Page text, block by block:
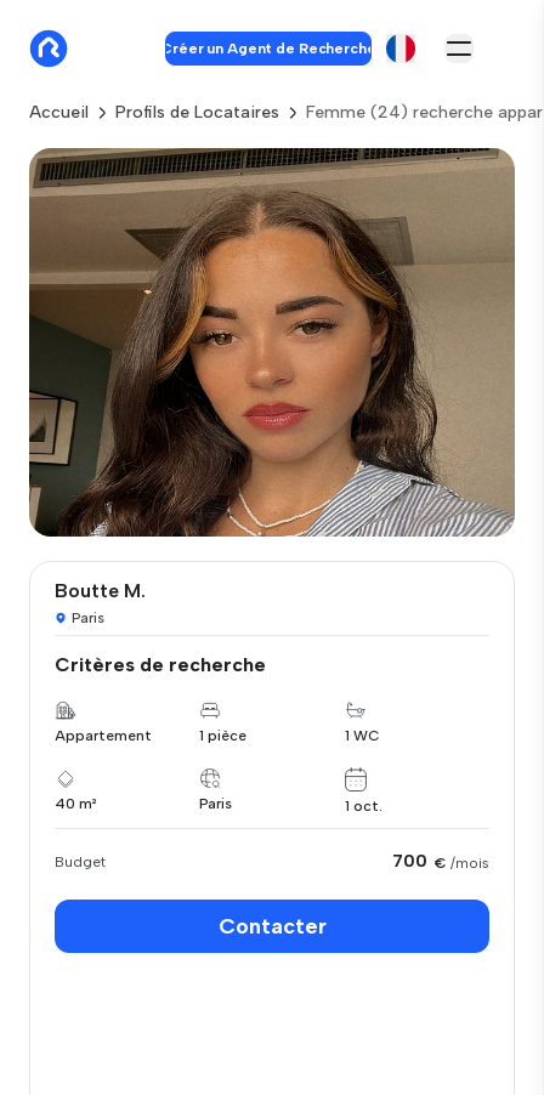
Créer un Agent de Recherche
Accueil Profils de Locataires Femme (24) recherche
Boutte M.
Paris
Critères de recherche
Appartement 1 pièce 1 WC
40 m² Paris 1 oct.
Budget 700 € /mois
Contacter